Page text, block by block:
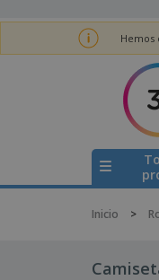
Hemos
Inicio >